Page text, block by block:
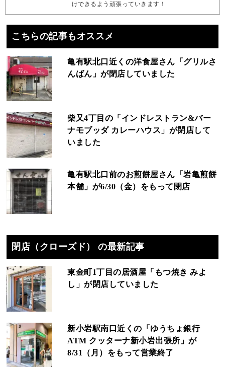
けできるよう頑張っていきます！
こちらの記事もオススメ
亀有駅北口近くの洋食屋さん「グリルさ
んばん」が閉店していました
柴又4丁目の「インドレストラン&バー
ナモブッダ カレーハウス」が閉店して
いました
亀有駅北口前のお煎餅屋さん「岩亀煎餅
本舗」が6/30（金）をもって閉店
閉店（クローズド） の最新記事
東金町1丁目の居酒屋「もつ焼き みよ
し」が閉店していました
新小岩駅南口近くの「ゆうちょ銀行
ATM クッターナ新小岩出張所」が
8/31（月）をもって営業終了